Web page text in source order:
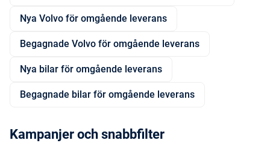
Nya Volvo för omgående leverans
Begagnade Volvo för omgående leverans
Nya bilar för omgående leverans
Begagnade bilar för omgående leverans
Kampanjer och snabbfilter